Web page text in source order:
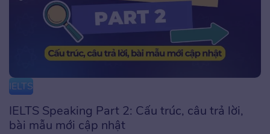
IELTS
IELTS Speaking Part 2: Cấu trúc, câu trả lời,
bài mẫu mới cập nhật